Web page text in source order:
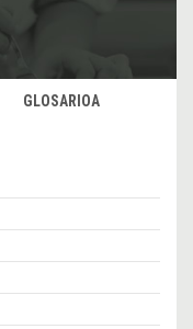
GLOSARIOA